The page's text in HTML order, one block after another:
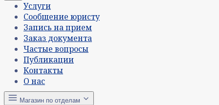
Услуги
Сообщение юристу
Запись на прием
Заказ документа
Частые вопросы
Публикации
Контакты
О нас
Магазин по отделам